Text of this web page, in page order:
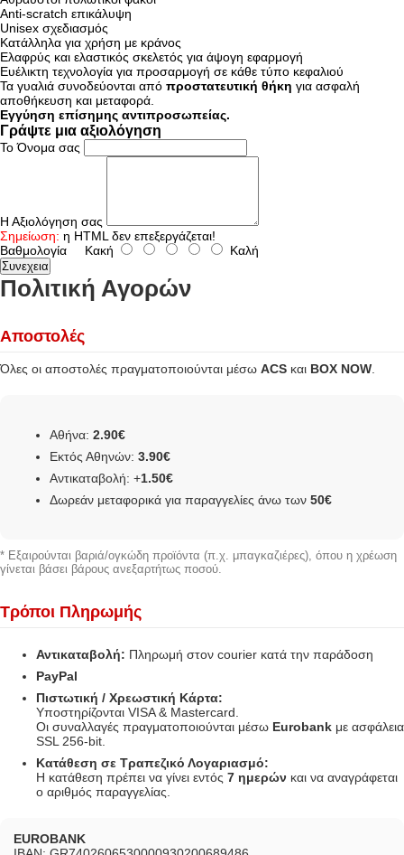
Anti-scratch επικάλυψη
Unisex σχεδιασμός
Κατάλληλα για χρήση με κράνος
Ελαφρύς και ελαστικός σκελετός για άψογη εφαρμογή
Ευέλικτη τεχνολογία για προσαρμογή σε κάθε τύπο κεφαλιού
Τα γυαλιά συνοδεύονται από προστατευτική θήκη για ασφαλή
αποθήκευση και μεταφορά.
Εγγύηση επίσημης αντιπροσωπείας.
Γράψτε μια αξιολόγηση
Το Όνομα σας
Η Αξιολόγηση σας
Σημείωση: η HTML δεν επεξεργάζεται!
Βαθμολογία Κακή Καλή
Συνεχεια
Πολιτική Αγορών
Αποστολές
Όλες οι αποστολές πραγματοποιούνται μέσω ACS και BOX NOW
Αθήνα: 2.90€
Εκτός Αθηνών: 3.90€
Αντικαταβολή: +1.50€
Δωρεάν μεταφορικά για παραγγελίες άνω των 50€
* Εξαιρούνται βαριά/ογκώδη προϊόντα (π.χ. μπαγκαζιέρες), όπου η χρέωση
γίνεται βάσει βάρους ανεξαρτήτως ποσού.
Τρόποι Πληρωμής
Αντικαταβολή: Πληρωμή στον courier κατά την παράδοση
PayPal
Πιστωτική / Χρεωστική Κάρτα:
Υποστηρίζονται VISA & Mastercard.
Οι συναλλαγές πραγματοποιούνται μέσω Eurobank με ασφάλεια
SSL 256-bit.
Κατάθεση σε Τραπεζικό Λογαριασμό:
Η κατάθεση πρέπει να γίνει εντός 7 ημερών και να αναγράφεται
ο αριθμός παραγγελίας.
EUROBANK